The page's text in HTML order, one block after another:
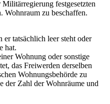
festgesetzten
Wohnraum zu beschaffen.
tatsächlich leer steht oder
hat.
Wohnung oder sonstige
das Freiwerden derselben
Wohnungsbehörde zu
der Zahl der Wohnräume und